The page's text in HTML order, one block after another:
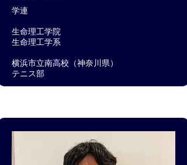
学連
生命理工学院
生命理工学系
横浜市立南高校（神奈川県）​
テニス部